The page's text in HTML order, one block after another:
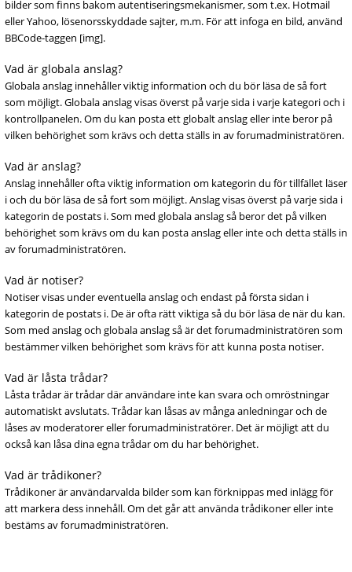
bilder som finns bakom autentiseringsmekanismer, som t.ex. Hotmail
eller Yahoo, lösenorsskyddade sajter, m.m. För att infoga en bild, använd
BBCode-taggen [img].
Vad är globala anslag?
Globala anslag innehåller viktig information och du bör läsa de så fort
som möjligt. Globala anslag visas överst på varje sida i varje kategori och i
kontrollpanelen. Om du kan posta ett globalt anslag eller inte beror på
vilken behörighet som krävs och detta ställs in av forumadministratören.
Vad är anslag?
Anslag innehåller ofta viktig information om kategorin du för tillfället läser
i och du bör läsa de så fort som möjligt. Anslag visas överst på varje sida i
kategorin de postats i. Som med globala anslag så beror det på vilken
behörighet som krävs om du kan posta anslag eller inte och detta ställs in
av forumadministratören.
Vad är notiser?
Notiser visas under eventuella anslag och endast på första sidan i
kategorin de postats i. De är ofta rätt viktiga så du bör läsa de när du kan.
Som med anslag och globala anslag så är det forumadministratören som
bestämmer vilken behörighet som krävs för att kunna posta notiser.
Vad är låsta trådar?
Låsta trådar är trådar där användare inte kan svara och omröstningar
automatiskt avslutats. Trådar kan låsas av många anledningar och de
låses av moderatorer eller forumadministratörer. Det är möjligt att du
också kan låsa dina egna trådar om du har behörighet.
Vad är trådikoner?
Trådikoner är användarvalda bilder som kan förknippas med inlägg för
att markera dess innehåll. Om det går att använda trådikoner eller inte
bestäms av forumadministratören.